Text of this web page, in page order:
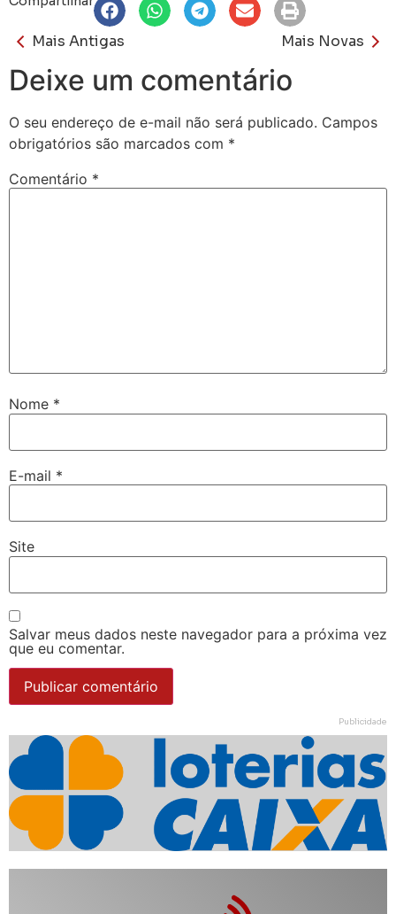
Mais Antigas Mais Novas
Deixe um comentário
O seu endereço de e-mail não será publicado. Campos
obrigatórios são marcados com *
Comentário *
Nome *
E-mail *
Site
Salvar meus dados neste navegador para a próxima vez
que eu comentar.
Publicidade